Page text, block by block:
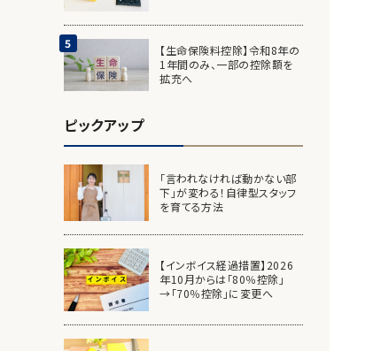
【生命保険料控除】令和8年の
1年間のみ、一部の控除額を
拡充へ
ピックアップ
「言われなければ動かない部
下」が変わる！自律型スタッフ
を育てる方法
【インボイス経過措置】2026
年10月からは「80％控除」
→「70％控除」に変更へ